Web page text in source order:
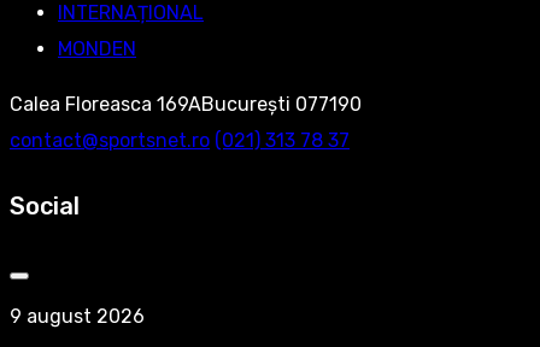
INTERNAȚIONAL
MONDEN
Calea Floreasca 169ABucurești 077190
contact@sportsnet.ro ‭(021) 313 78 37‬
Social
9 august 2026